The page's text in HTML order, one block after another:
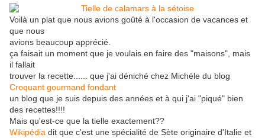
Voilà un plat que nous avions goûté à l'occasion de vacances et
que nous
avions beaucoup apprécié.
ça faisait un moment que je voulais en faire des "maisons", mais
il fallait
trouver la recette...... que j'ai déniché chez Michèle du blog
Croquant gourmand fondant
un blog que je suis depuis des années et à qui j'ai "piqué" bien
des recettes!!!!
Mais qu'est-ce que la tielle exactement??
Wikipédia dit que c'est une spécialité de Sète originaire d'Italie et